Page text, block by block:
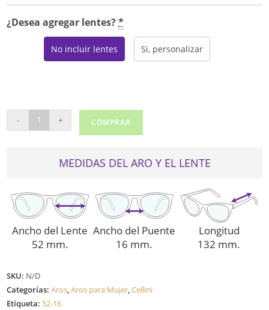
¿Desea agregar lentes?*
No incluir lentes Si, personalizar
149
- + COMPRAR
MEDIDAS DEL ARO Y EL LENTE
Ancho del Lente
52 mm.
Ancho del Puente
16 mm.
Longitud
132 mm.
SKU: N/D
Categorías:Aros,Aros para Mujer,Cellini
Etiqueta: 52-16